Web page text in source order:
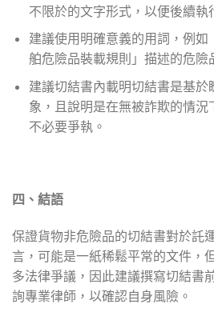
不限於的文字形式，以便後續執
建議使用明確意義的用詞，例
舶危險品裝載規則」描述的危險
建議切結書內載明切結書是基於
象，且說明是在無被詐欺的情況
不必要爭執。
四、結語
保證貨物非危險品的切結書對於託
言，可能是一紙稀鬆平常的文件，
多法律爭議，因此建議撰寫切結書
詢專業律師，以確認自身風險。